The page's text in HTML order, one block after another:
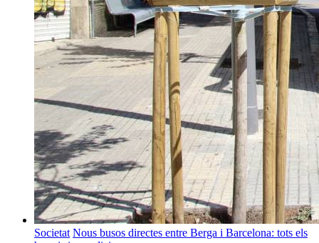
Societat Nous busos directes entre Berga i Barcelona: tots els